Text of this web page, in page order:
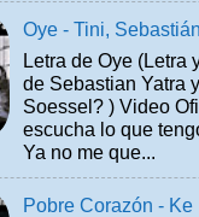
Oye - Tini,
Letra de Oye (Letra
de Sebastian Yatra
Soessel? ) Video
escucha lo que
Ya no me que...
Pobre Corazón - Ke